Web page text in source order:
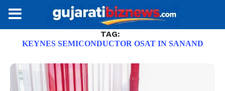
TAG:
KEYNES SEMICONDUCTOR OSAT IN SANAND